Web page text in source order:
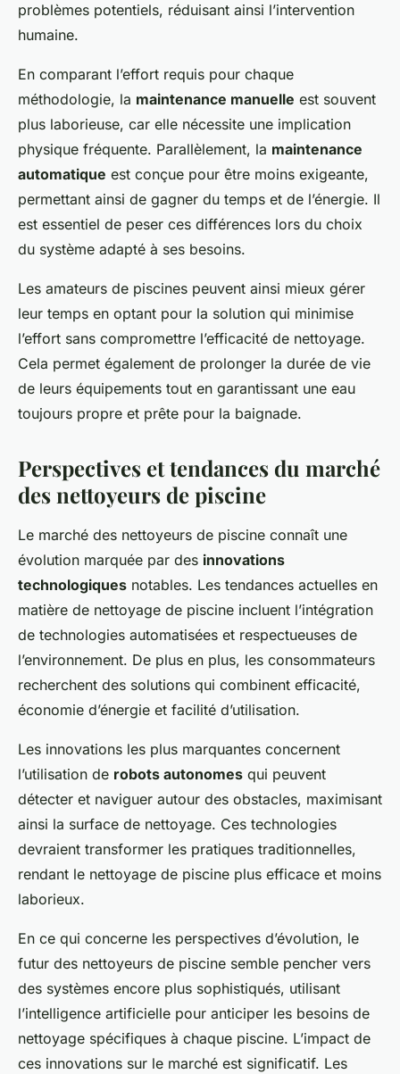
problèmes potentiels, réduisant ainsi l’intervention
humaine.
En comparant l’effort requis pour chaque
méthodologie, la maintenance manuelle est souvent
plus laborieuse, car elle nécessite une implication
physique fréquente. Parallèlement, la maintenance
automatique est conçue pour être moins exigeante,
permettant ainsi de gagner du temps et de l’énergie. Il
est essentiel de peser ces différences lors du choix
du système adapté à ses besoins.
Les amateurs de piscines peuvent ainsi mieux gérer
leur temps en optant pour la solution qui minimise
l’effort sans compromettre l’efficacité de nettoyage.
Cela permet également de prolonger la durée de vie
de leurs équipements tout en garantissant une eau
toujours propre et prête pour la baignade.
Perspectives et tendances du marché
des nettoyeurs de piscine
Le marché des nettoyeurs de piscine connaît une
évolution marquée par des innovations
technologiques notables. Les tendances actuelles en
matière de nettoyage de piscine incluent l’intégration
de technologies automatisées et respectueuses de
l’environnement. De plus en plus, les consommateurs
recherchent des solutions qui combinent efficacité,
économie d’énergie et facilité d’utilisation.
Les innovations les plus marquantes concernent
l’utilisation de robots autonomes qui peuvent
détecter et naviguer autour des obstacles, maximisant
ainsi la surface de nettoyage. Ces technologies
devraient transformer les pratiques traditionnelles,
rendant le nettoyage de piscine plus efficace et moins
laborieux.
En ce qui concerne les perspectives d’évolution, le
futur des nettoyeurs de piscine semble pencher vers
des systèmes encore plus sophistiqués, utilisant
l’intelligence artificielle pour anticiper les besoins de
nettoyage spécifiques à chaque piscine. L’impact de
ces innovations sur le marché est significatif. Les